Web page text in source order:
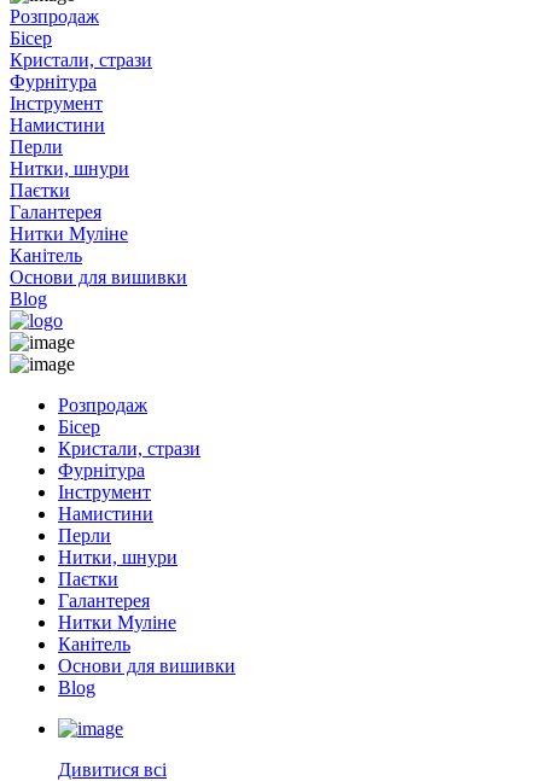
Розпродаж
Бісер
Кристали, стрази
Фурнітура
Інструмент
Намистини
Перли
Нитки, шнури
Паєтки
Галантерея
Нитки Муліне
Канітель
Основи для вишивки
Blog
Розпродаж
Бісер
Кристали, стрази
Фурнітура
Інструмент
Намистини
Перли
Нитки, шнури
Паєтки
Галантерея
Нитки Муліне
Канітель
Основи для вишивки
Blog
Дивитися всі